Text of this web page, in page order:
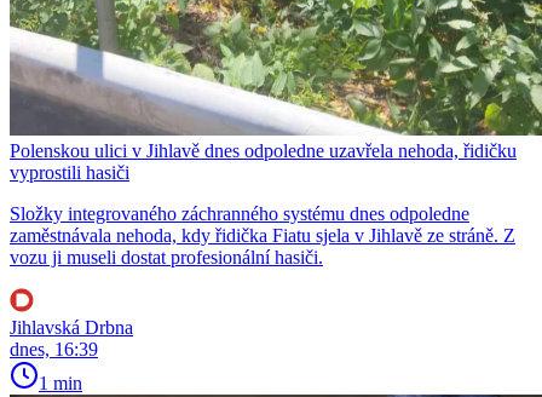
Polenskou ulici v Jihlavě dnes odpoledne uzavřela nehoda, řidičku
vyprostili hasiči
Složky integrovaného záchranného systému dnes odpoledne
zaměstnávala nehoda, kdy řidička Fiatu sjela v Jihlavě ze stráně. Z
vozu ji museli dostat profesionální hasiči.
Jihlavská Drbna
dnes, 16:39
1 min